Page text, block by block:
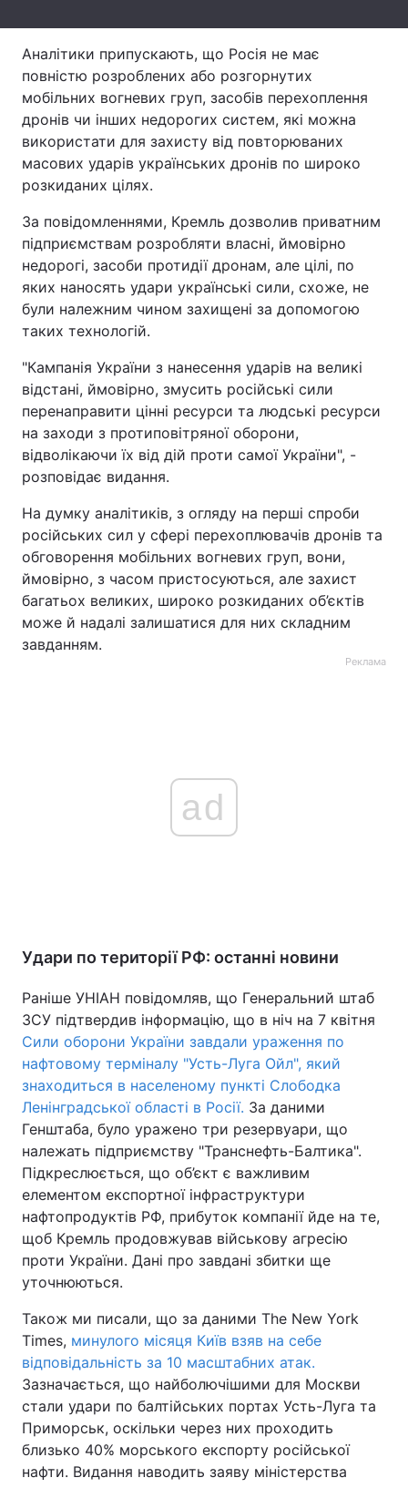
Аналітики припускають, що Росія не має
повністю розроблених або розгорнутих
мобільних вогневих груп, засобів перехоплення
дронів чи інших недорогих систем, які можна
використати для захисту від повторюваних
масових ударів українських дронів по широко
розкиданих цілях.
За повідомленнями, Кремль дозволив приватним
підприємствам розробляти власні, ймовірно
недорогі, засоби протидії дронам, але цілі, по
яких наносять удари українські сили, схоже, не
були належним чином захищені за допомогою
таких технологій.
"Кампанія України з нанесення ударів на великі
відстані, ймовірно, змусить російські сили
перенаправити цінні ресурси та людські ресурси
на заходи з протиповітряної оборони,
відволікаючи їх від дій проти самої України", -
розповідає видання.
На думку аналітиків, з огляду на перші спроби
російських сил у сфері перехоплювачів дронів та
обговорення мобільних вогневих груп, вони,
ймовірно, з часом пристосуються, але захист
багатьох великих, широко розкиданих об’єктів
може й надалі залишатися для них складним
завданням.
Реклама
ad
Удари по території РФ: останні новини
Раніше УНІАН повідомляв, що Генеральний штаб
ЗСУ підтвердив інформацію, що в ніч на 7 квітня
Сили оборони України завдали ураження по
нафтовому терміналу "Усть-Луга Ойл", який
знаходиться в населеному пункті Слободка
Ленінградської області в Росії. За даними
Генштаба, було уражено три резервуари, що
належать підприємству "Транснефть-Балтика".
Підкреслюється, що об’єкт є важливим
елементом експортної інфраструктури
нафтопродуктів РФ, прибуток компанії йде на те,
щоб Кремль продовжував військову агресію
проти України. Дані про завдані збитки ще
уточнюються.
Також ми писали, що за даними The New York
Times, минулого місяця Київ взяв на себе
відповідальність за 10 масштабних атак.
Зазначається, що найболючішими для Москви
стали удари по балтійських портах Усть-Луга та
Приморськ, оскільки через них проходить
близько 40% морського експорту російської
нафти. Видання наводить заяву міністерства